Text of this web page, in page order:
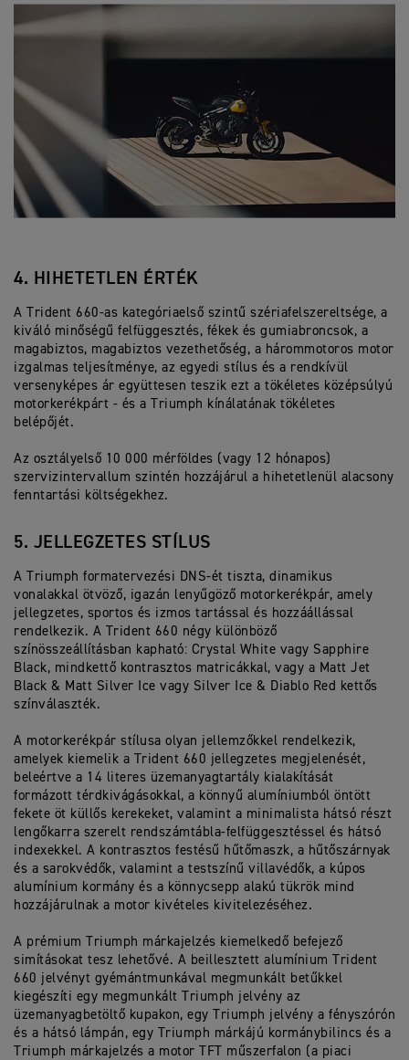
4. HIHETETLEN ÉRTÉK
A Trident 660-as kategóriaelső szintű szériafelszereltsége, a
kiváló minőségű felfüggesztés, fékek és gumiabroncsok, a
magabiztos, magabiztos vezethetőség, a hárommotoros motor
izgalmas teljesítménye, az egyedi stílus és a rendkívül
versenyképes ár együttesen teszik ezt a tökéletes középsúlyú
motorkerékpárt - és a Triumph kínálatának tökéletes
belépőjét.
Az osztályelső 10 000 mérföldes (vagy 12 hónapos)
szervizintervallum szintén hozzájárul a hihetetlenül alacsony
fenntartási költségekhez.
5. JELLEGZETES STÍLUS
A Triumph formatervezési DNS-ét tiszta, dinamikus
vonalakkal ötvöző, igazán lenyűgöző motorkerékpár, amely
jellegzetes, sportos és izmos tartással és hozzáállással
rendelkezik. A Trident 660 négy különböző
színösszeállításban kapható: Crystal White vagy Sapphire
Black, mindkettő kontrasztos matricákkal, vagy a Matt Jet
Black & Matt Silver Ice vagy Silver Ice & Diablo Red kettős
színválaszték.
A motorkerékpár stílusa olyan jellemzőkkel rendelkezik,
amelyek kiemelik a Trident 660 jellegzetes megjelenését,
beleértve a 14 literes üzemanyagtartály kialakítását
formázott térdkivágásokkal, a könnyű alumíniumból öntött
fekete öt küllős kerekeket, valamint a minimalista hátsó részt
lengőkarra szerelt rendszámtábla-felfüggesztéssel és hátsó
indexekkel. A kontrasztos festésű hűtőmaszk, a hűtőszárnyak
és a sarokvédők, valamint a testszínű villavédők, a kúpos
alumínium kormány és a könnycsepp alakú tükrök mind
hozzájárulnak a motor kivételes kivitelezéséhez.
A prémium Triumph márkajelzés kiemelkedő befejező
simításokat tesz lehetővé. A beillesztett alumínium Trident
660 jelvényt gyémántmunkával megmunkált betűkkel
kiegészíti egy megmunkált Triumph jelvény az
üzemanyagbetöltő kupakon, egy Triumph jelvény a fényszórón
és a hátsó lámpán, egy Triumph márkájú kormánybilincs és a
Triumph márkajelzés a motor TFT műszerfalon (a piaci